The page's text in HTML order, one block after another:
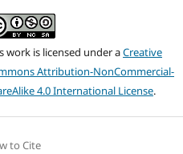
work is licensed under aCreative
Attribution-NonCommercial-
4.0 International License.
to Cite